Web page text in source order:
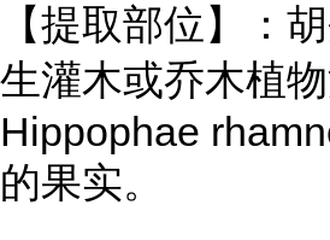
【提取部位】：
生灌木或乔木植
Hippophae
的果实。